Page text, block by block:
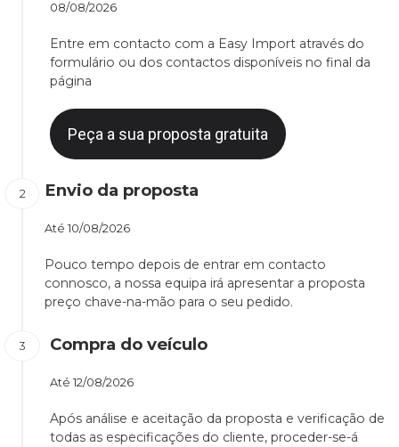
08/08/2026
Entre em contacto com a Easy Import através do
formulário ou dos contactos disponíveis no final da
página
Peça a sua proposta gratuita
Envio da proposta
Até 10/08/2026
Pouco tempo depois de entrar em contacto
connosco, a nossa equipa irá apresentar a proposta
preço chave-na-mão para o seu pedido.
Compra do veículo
Até 12/08/2026
Após análise e aceitação da proposta e verificação de
todas as especificações do cliente, proceder-se-á